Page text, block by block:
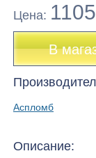
Цена:
В
Аспломб
Описание: